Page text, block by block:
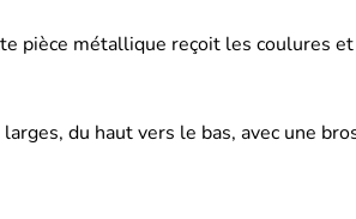
pièce métallique reçoit les coulures
du haut vers le bas, avec une